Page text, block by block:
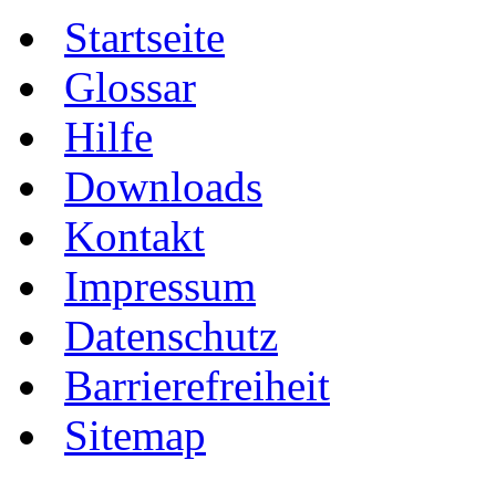
Startseite
Glossar
Hilfe
Downloads
Kontakt
Impressum
Datenschutz
Barrierefreiheit
Sitemap